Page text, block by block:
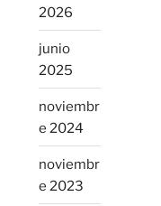
2026
junio
2025
noviembr
e 2024
noviembr
e 2023